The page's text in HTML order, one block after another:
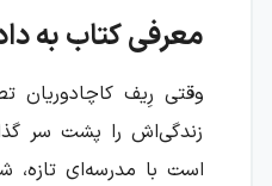
معرفی کتاب به
وقتی رِیف کاچادوریان
زندگی‌اش را پشت سر
است با مدرسه‌ای